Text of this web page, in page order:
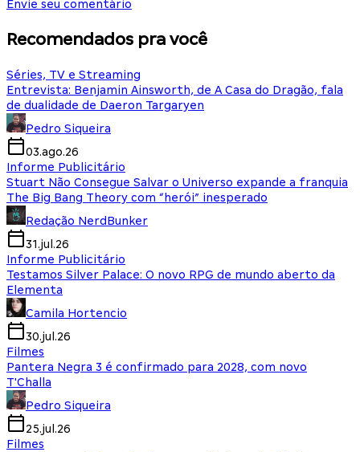
Envie seu comentário
Recomendados pra você
Séries, TV e Streaming
Entrevista: Benjamin Ainsworth, de A Casa do Dragão, fala
de dualidade de Daeron Targaryen
Pedro Siqueira
03.ago.26
Informe Publicitário
Stuart Não Consegue Salvar o Universo expande a franquia
The Big Bang Theory com “herói” inesperado
Redação NerdBunker
31.jul.26
Informe Publicitário
Testamos Silver Palace: O novo RPG de mundo aberto da
Elementa
Camila Hortencio
30.jul.26
Filmes
Pantera Negra 3 é confirmado para 2028, com novo
T'Challa
Pedro Siqueira
25.jul.26
Filmes